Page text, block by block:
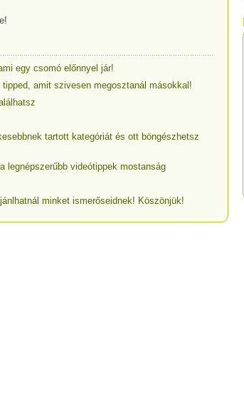
egy csomó előnnyel jár!
amit szivesen megosztanál másokkal!
tartott kategóriát és ott böngészhetsz
legnépszerűbb videótippek mostanság
minket ismerőseidnek! Köszönjük!